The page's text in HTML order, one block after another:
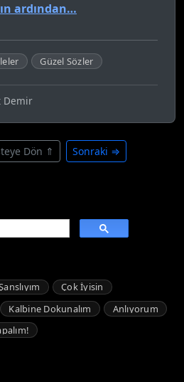
ardından…
Güzel Sözler
Demir
Dön ⇑ Sonraki ⇒
Çok İyisin
Kalbine Dokunalım
Anlıyorum